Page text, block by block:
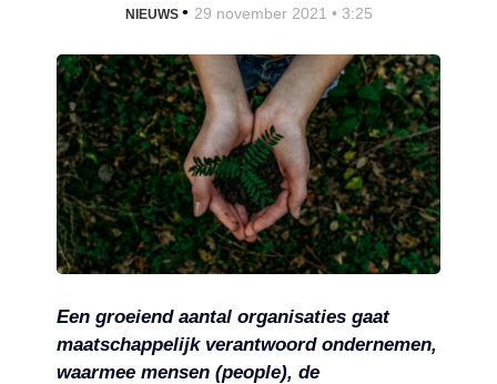
NIEUWS • 29 november 2021 • 3:25
Een groeiend aantal organisaties gaat
maatschappelijk verantwoord ondernemen,
waarmee mensen (people), de